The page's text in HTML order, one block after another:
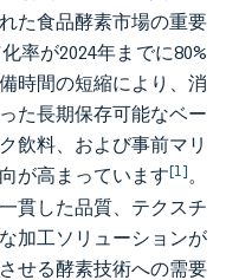
た食品酵素市場の重要
率が2024年までに80%
時間の短縮により、消
た長期保存可能なベー
飲料、および事前マリ
が高まっています[1]。
貫した品質、テクスチ
加工ソリューションが
せる酵素技術への需要